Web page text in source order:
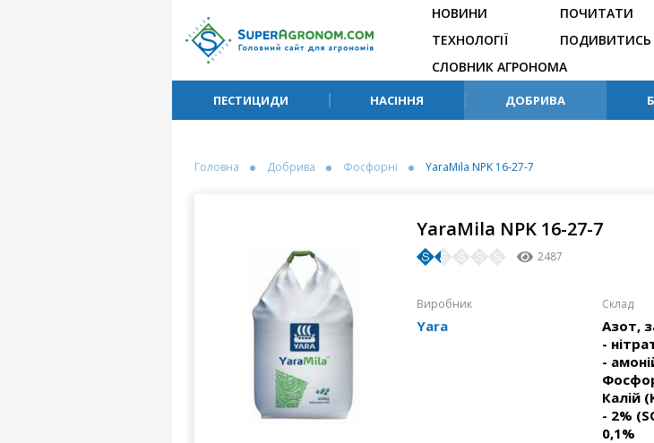
НОВИНИ
ТЕХНОЛОГІЇ
ПОЧИТАТИ
ПОДИВИТИСЬ
СЛОВНИК АГРОНОМА
ПЕСТИЦИДИ НАСІННЯ ДОБРИВА
Головна Добрива Фосфорні YaraMila NPK 16-27-7
YaraMila NPK 16-27-7
2487
Виробник
Yara
Склaд
Азот,
-
-
Калiй
- 2%
0,1%